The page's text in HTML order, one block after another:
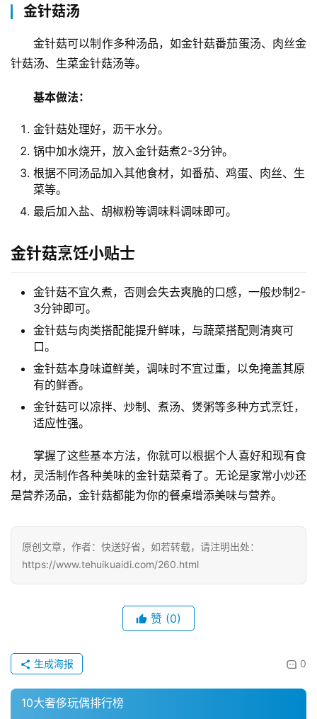
流
百
递
分
金针菇汤
金针菇可以制作多种汤品，如金针菇番茄蛋汤、肉丝金
针菇汤、生菜金针菇汤等。
基本做法：
金针菇处理好，沥干水分。
锅中加水烧开，放入金针菇煮2-3分钟。
根据不同汤品加入其他食材，如番茄、鸡蛋、肉丝、生
菜等。
最后加入盐、胡椒粉等调味料调味即可。
金针菇烹饪小贴士
金针菇不宜久煮，否则会失去爽脆的口感，一般炒制2-
3分钟即可。
金针菇与肉类搭配能提升鲜味，与蔬菜搭配则清爽可
口。
金针菇本身味道鲜美，调味时不宜过重，以免掩盖其原
有的鲜香。
金针菇可以凉拌、炒制、煮汤、煲粥等多种方式烹饪，
适应性强。
掌握了这些基本方法，你就可以根据个人喜好和现有食
材，灵活制作各种美味的金针菇菜肴了。无论是家常小炒还
是营养汤品，金针菇都能为你的餐桌增添美味与营养。
原创文章，作者：快送好省，如若转载，请注明出处：
https://www.tehuikuaidi.com/260.html
赞 (0)
0
生成海报
10大奢侈玩偶排行榜